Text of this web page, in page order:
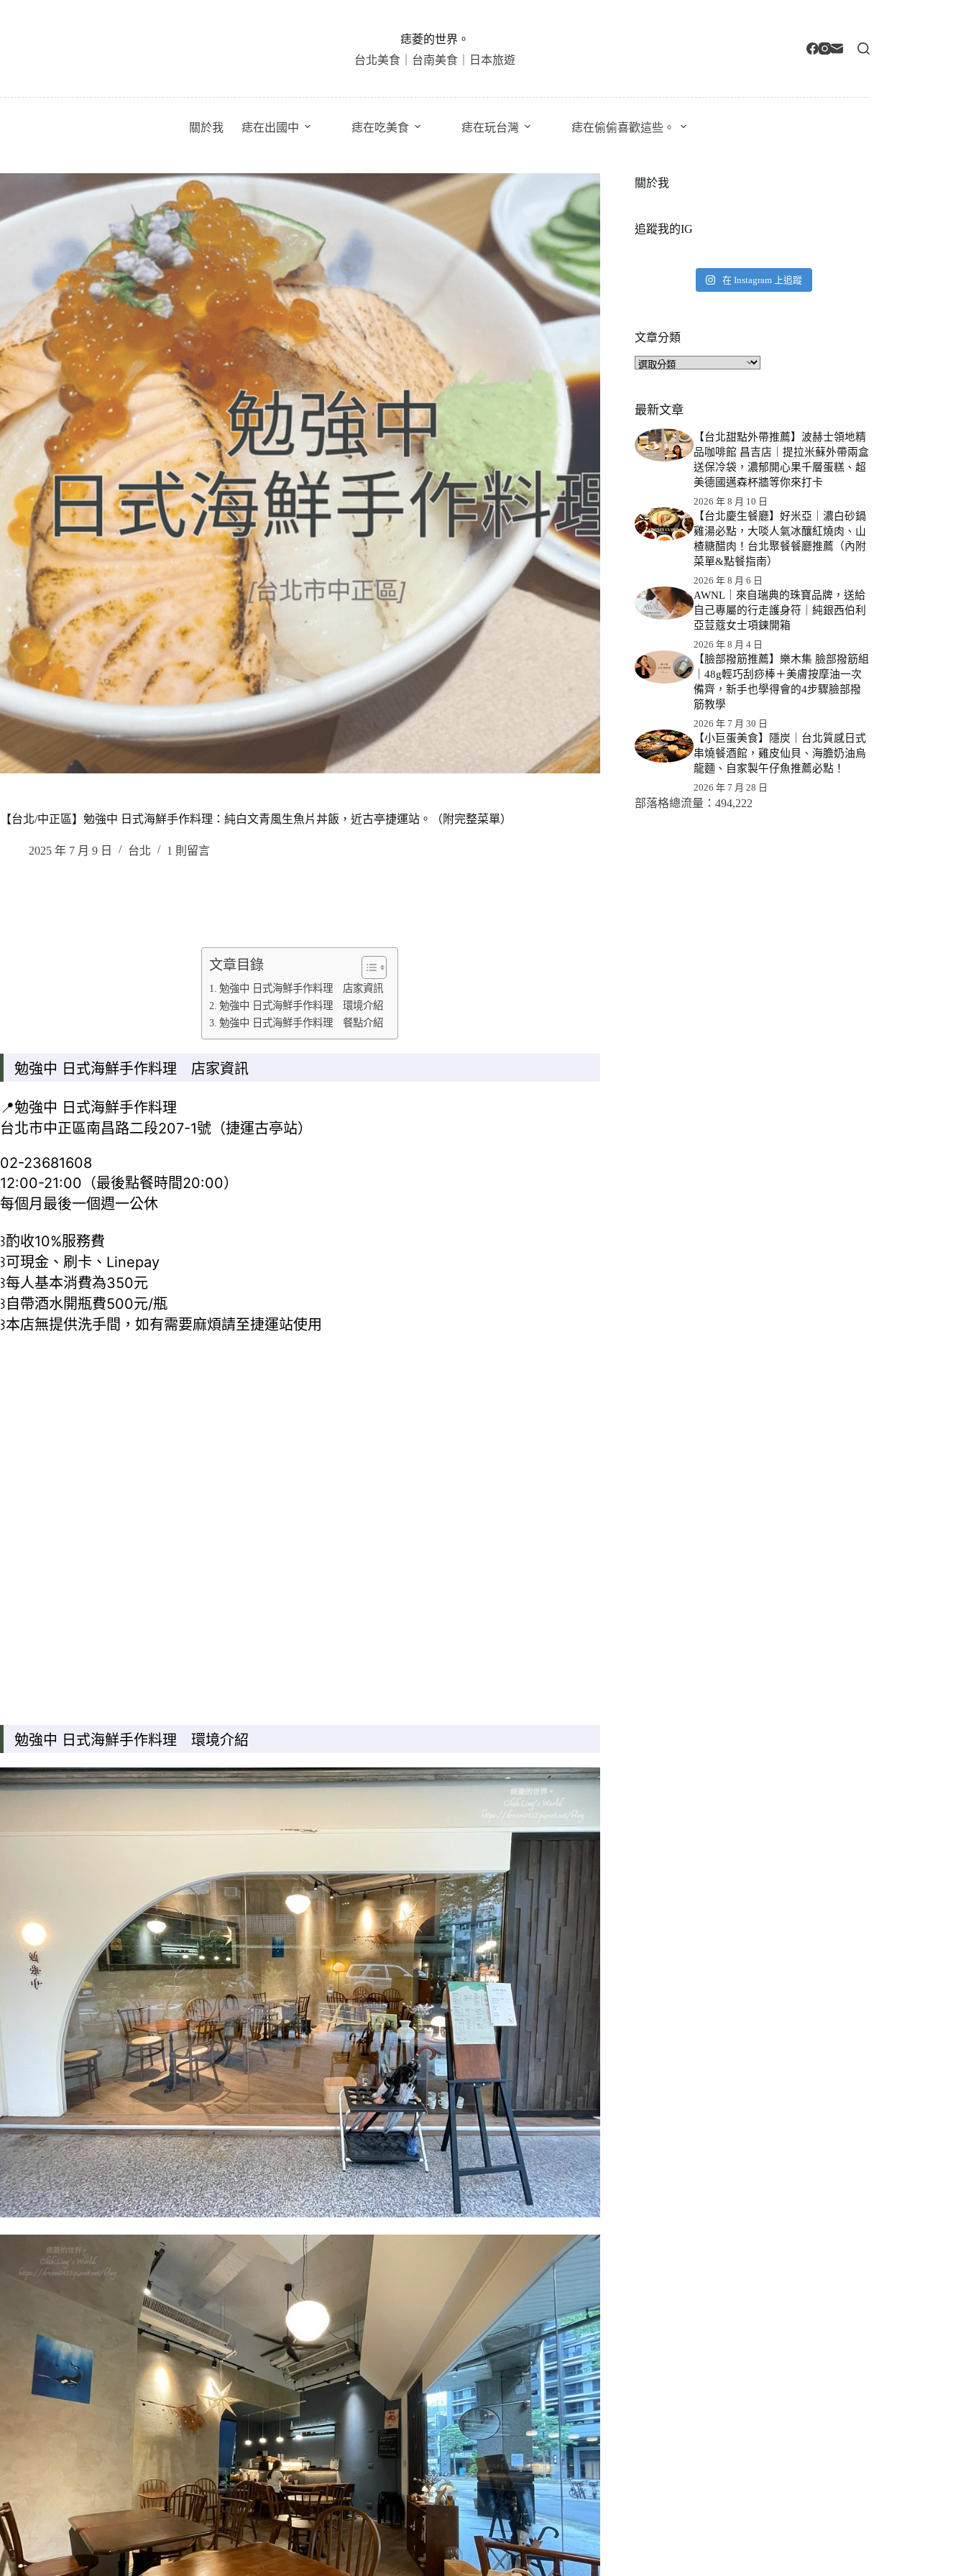
容
痣菱的世界。
台北美食｜台南美食｜日本旅遊
關於我 痣在出國中 痣在吃美食 痣在玩台灣 痣在偷偷喜歡這些。
【台北/中正區】勉強中 日式海鮮手作料理：純白文青風生魚片丼飯，近古亭捷運站。（附完整菜單）
2025 年 7 月 9 日 台北 1 則留言
文章目錄
勉強中 日式海鮮手作料理 店家資訊
勉強中 日式海鮮手作料理 環境介紹
勉強中 日式海鮮手作料理 餐點介紹
勉強中 日式海鮮手作料理 店家資訊
📍勉強中 日式海鮮手作料理
台北市中正區南昌路二段207-1號（捷運古亭站）
02-23681608
12:00-21:00（最後點餐時間20:00）
每個月最後一個週一公休
꒱酌收10%服務費
꒱可現金、刷卡、Linepay
꒱每人基本消費為350元
꒱自帶酒水開瓶費500元/瓶
꒱本店無提供洗手間，如有需要麻煩請至捷運站使用
勉強中 日式海鮮手作料理 環境介紹
關於我
追蹤我的IG
在 Instagram 上追蹤
文章分類
文
類
最新文章
【台北甜點外帶推薦】波赫士領地精
品咖啡館 昌吉店｜提拉米蘇外帶兩盒
送保冷袋，濃郁開心果千層蛋糕、超
美德國邁森杯牆等你來打卡
2026 年 8 月 10 日
【台北慶生餐廳】好米亞｜濃白砂鍋
雞湯必點，大啖人氣冰釀紅燒肉、山
楂糖醋肉！台北聚餐餐廳推薦（內附
菜單&點餐指南）
2026 年 8 月 6 日
AWNL｜來自瑞典的珠寶品牌，送給
自己專屬的行走護身符｜純銀⻄伯利
亞荳蔻⼥⼠項鍊開箱
2026 年 8 月 4 日
【臉部撥筋推薦】樂木集 臉部撥筋組
｜48g輕巧刮痧棒＋美膚按摩油一次
備齊，新手也學得會的4步驟臉部撥
筋教學
2026 年 7 月 30 日
【小巨蛋美食】隱炭｜台北質感日式
串燒餐酒館，雞皮仙貝、海膽奶油烏
龍麵、自家製午仔魚推薦必點！
2026 年 7 月 28 日
部落格總流量：​494,222